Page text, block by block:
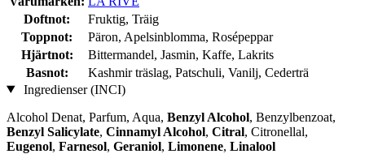
Doftnot:
Fruktig, Träig
Toppnot:
Päron, Apelsinblomma, Rosépeppar
Hjärtnot:
Bittermandel, Jasmin, Kaffe, Lakrits
Basnot:
Kashmir träslag, Patschuli, Vanilj, Cederträ
Ingredienser (INCI)
Alcohol Denat, Parfum, Aqua, Benzyl Alcohol, Benzylbenzoat,
Benzyl Salicylate, Cinnamyl Alcohol, Citral, Citronellal,
Eugenol, Farnesol, Geraniol, Limonene, Linalool